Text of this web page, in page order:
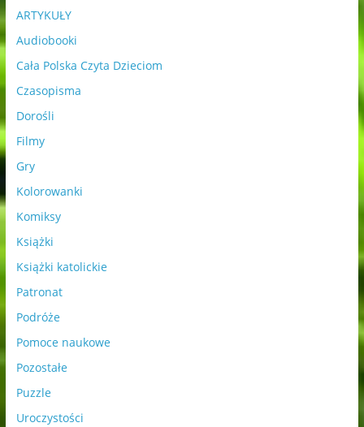
ARTYKUŁY
Audiobooki
Cała Polska Czyta Dzieciom
Czasopisma
Dorośli
Filmy
Gry
Kolorowanki
Komiksy
Książki
Książki katolickie
Patronat
Podróże
Pomoce naukowe
Pozostałe
Puzzle
Uroczystości